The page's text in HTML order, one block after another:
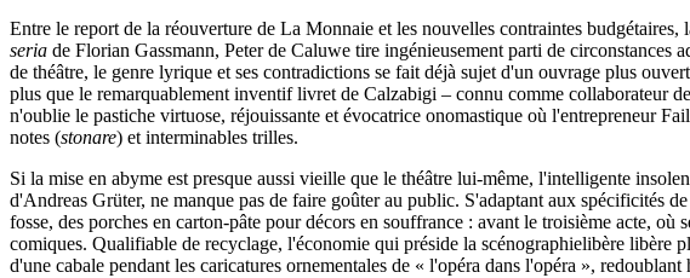
Entre le report de la réouverture de La Monnaie et les nouvelles contraintes
seria de Florian Gassmann, Peter de Caluwe tire ingénieusement parti de circonstances
de théâtre, le genre lyrique et ses contradictions se fait déjà sujet d'un ouvrage plus
plus que le remarquablement inventif livret de Calzabigi – connu comme collaborateur
n'oublie le pastiche virtuose, réjouissante et évocatrice onomastique où l'entrepreneur
notes (stonare) et interminables trilles.
Si la mise en abyme est presque aussi vieille que le théâtre lui-même, l'intelligente
d'Andreas Grüter, ne manque pas de faire goûter au public. S'adaptant aux spécificités
fosse, des porches en carton-pâte pour décors en souffrance : avant le troisième acte, où
comiques. Qualifiable de recyclage, l'économie qui préside la scénographielibère libère
d'une cabale pendant les caricatures ornementales de « l'opéra dans l'opéra »,